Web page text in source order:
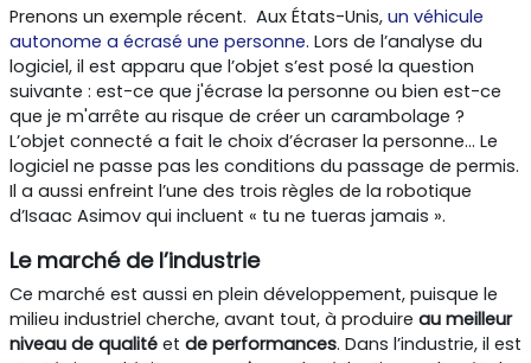
Prenons un exemple récent. Aux États-Unis, un véhicule
autonome a écrasé une personne. Lors de l’analyse du
logiciel, il est apparu que l’objet s’est posé la question
suivante : est-ce que j'écrase la personne ou bien est-ce
que je m'arrête au risque de créer un carambolage ?
L’objet connecté a fait le choix d’écraser la personne... Le
logiciel ne passe pas les conditions du passage de permis.
Il a aussi enfreint l’une des trois règles de la robotique
d’Isaac Asimov qui incluent « tu ne tueras jamais ».
Le marché de l’industrie
Ce marché est aussi en plein développement, puisque le
milieu industriel cherche, avant tout, à produire au meilleur
niveau de qualité et de performances. Dans l’industrie, il est